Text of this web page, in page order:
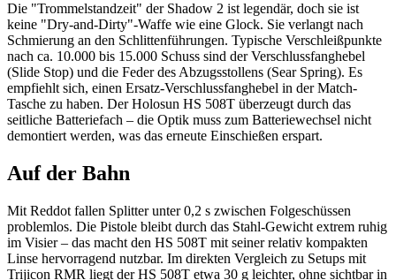
Die "Trommelstandzeit" der Shadow 2 ist legendär, doch sie ist
keine "Dry-and-Dirty"-Waffe wie eine Glock. Sie verlangt nach
Schmierung an den Schlittenführungen. Typische Verschleißpunkte
nach ca. 10.000 bis 15.000 Schuss sind der Verschlussfanghebel
(Slide Stop) und die Feder des Abzugsstollens (Sear Spring). Es
empfiehlt sich, einen Ersatz-Verschlussfanghebel in der Match-
Tasche zu haben. Der Holosun HS 508T überzeugt durch das
seitliche Batteriefach – die Optik muss zum Batteriewechsel nicht
demontiert werden, was das erneute Einschießen erspart.
Auf der Bahn
Mit Reddot fallen Splitter unter 0,2 s zwischen Folgeschüssen
problemlos. Die Pistole bleibt durch das Stahl-Gewicht extrem ruhig
im Visier – das macht den HS 508T mit seiner relativ kompakten
Linse hervorragend nutzbar. Im direkten Vergleich zu Setups mit
Trijicon RMR liegt der HS 508T etwa 30 g leichter, ohne sichtbar in